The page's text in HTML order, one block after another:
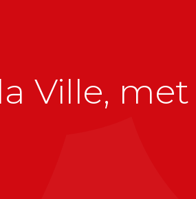
Ville, met